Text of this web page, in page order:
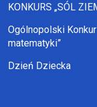
KONKURS „SÓL
Ogólnopolski
matematyki”
Dzień Dziecka